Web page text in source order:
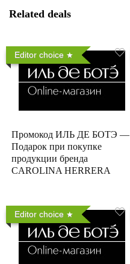
Related deals
Editor choice
Промокод ИЛЬ ДЕ БОТЭ —
Подарок при покупке
продукции бренда
CAROLINA HERRERA
Editor choice